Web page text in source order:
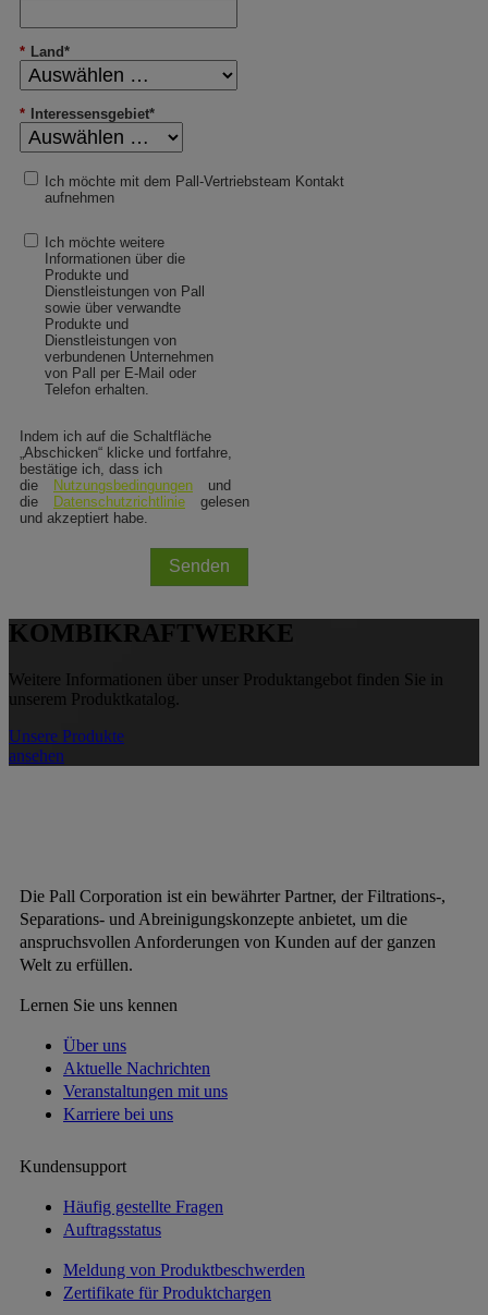
* Land*
* Interessensgebiet*
Ich möchte mit dem Pall-Vertriebsteam Kontakt
aufnehmen
Ich möchte weitere
Informationen über die
Produkte und
Dienstleistungen von Pall
sowie über verwandte
Produkte und
Dienstleistungen von
verbundenen Unternehmen
von Pall per E-Mail oder
Telefon erhalten.
Indem ich auf die Schaltfläche
„Abschicken“ klicke und fortfahre,
bestätige ich, dass ich
die
Nutzungsbedingungen
und
die
Datenschutzrichtlinie
gelesen
und akzeptiert habe.
Senden
KOMBIKRAFTWERKE
Weitere Informationen über unser Produktangebot finden Sie in
unserem Produktkatalog.
Unsere Produkte
ansehen
Die Pall Corporation ist ein bewährter Partner, der Filtrations-,
Separations- und Abreinigungskonzepte anbietet, um die
anspruchsvollen Anforderungen von Kunden auf der ganzen
Welt zu erfüllen.
Lernen Sie uns kennen
Über uns
Aktuelle Nachrichten
Veranstaltungen mit uns
Karriere bei uns
Kundensupport
Häufig gestellte Fragen
Auftragsstatus
Meldung von Produktbeschwerden
Zertifikate für Produktchargen